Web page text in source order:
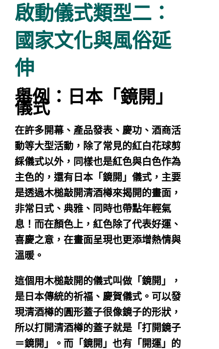
啟動儀式類型二：
國家文化與風俗延
伸
舉例：日本「鏡開」
儀式
在許多開幕、產品發表、慶功、酒商活
動等大型活動，除了常見的紅白花球剪
綵儀式以外，同樣也是紅色與白色作為
主色的，還有日本「鏡開」儀式，主要
是透過木槌敲開清酒樽來揭開的畫面，
非常日式、典雅、同時也帶點年輕氣
息！而在顏色上，紅色除了代表好運、
喜慶之意，在畫面呈現也更添增熱情與
溫暖。
這個用木槌敲開的儀式叫做「鏡開」，
是日本傳統的祈福、慶賀儀式。可以發
現清酒樽的圓形蓋子很像鏡子的形狀，
所以打開清酒樽的蓋子就是「打開鏡子
＝鏡開」。而「鏡開」也有「開運」的